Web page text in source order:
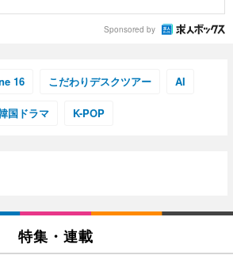
Sponsored by
16 こだわりデスクツアー AI
国ドラマ K-POP
特集・連載